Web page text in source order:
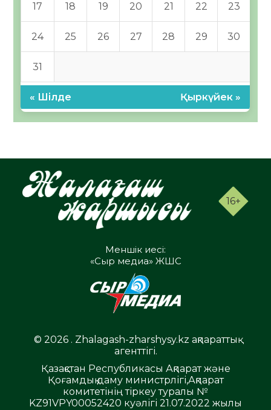
17 18 19 20 21 22 23
24 25 26 27 28 29 30
31
« Шілде Қыркүйек »
16+
Меншік иесі:
«Сыр медиа» ЖШС
© 2026 . Zhalagash-zharshysy.kz ақпараттық
агенттігі.
Қазақстан Республикасы Ақпарат және
Қоғамдық даму министрлігі,Ақпарат
комитетінің тіркеу туралы №
KZ91VPY00052420 куәлігі 21.07.2022 жылы